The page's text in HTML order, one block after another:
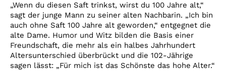
„Wenn du diesen Saft trinkst, wirst du 100 Jahre alt,“
sagt der junge Mann zu seiner alten Nachbarin. „Ich bin
auch ohne Saft 100 Jahre alt geworden,“ entgegnet die
alte Dame. Humor und Witz bilden die Basis einer
Freundschaft, die mehr als ein halbes Jahrhundert
Altersunterschied überbrückt und die 102-Jährige
sagen lässt: „Für mich ist das Schönste das hohe Alter.“